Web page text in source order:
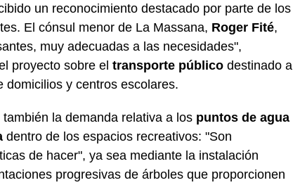
un reconocimiento destacado por parte de los
El cónsul menor de La Massana, Roger Fité,
muy adecuadas a las necesidades",
proyecto sobre el transporte público destinado a
domicilios y centros escolares.
la demanda relativa a los puntos de agua
dentro de los espacios recreativos: "Son
de hacer", ya sea mediante la instalación
progresivas de árboles que proporcionen